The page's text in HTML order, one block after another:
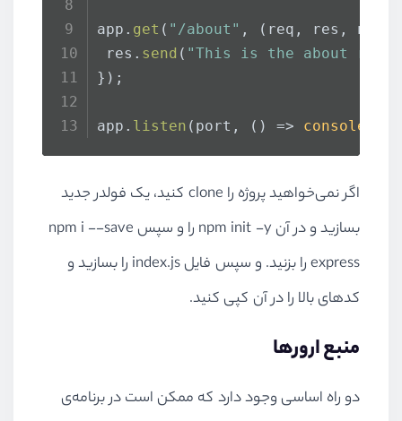
app. get ( "/about" , ( req, res, next
res. send ( "This is the about
});
app. listen (port, () => console
اگر نمی‌خواهید پروژه را clone کنید، یک فولدر جدید
بسازید و در آن npm init -y را و سپس npm i --save
express را بزنید. و سپس فایل index.js را بسازید و
کد‌های بالا را در آن کپی کنید.
منبع ارور‌ها
دو راه اساسی وجود دارد که ممکن است در برنامه‌ی